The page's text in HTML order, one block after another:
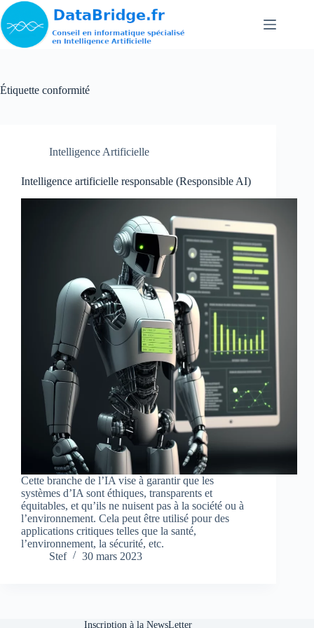
Passer
au
contenu
Étiquette conformité
Intelligence Artificielle
Intelligence artificielle responsable (Responsible AI)
Cette branche de l’IA vise à garantir que les
systèmes d’IA sont éthiques, transparents et
équitables, et qu’ils ne nuisent pas à la société ou à
l’environnement. Cela peut être utilisé pour des
applications critiques telles que la santé,
l’environnement, la sécurité, etc.
Stef
30 mars 2023
Inscription à la NewsLetter